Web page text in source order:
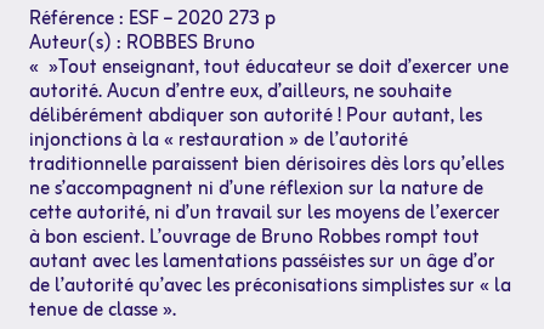
Référence : ESF – 2020 273 p
Auteur(s) : ROBBES Bruno
« »Tout enseignant, tout éducateur se doit d’exercer une
autorité. Aucun d’entre eux, d’ailleurs, ne souhaite
délibérément abdiquer son autorité ! Pour autant, les
injonctions à la « restauration » de l’autorité
traditionnelle paraissent bien dérisoires dès lors qu’elles
ne s’accompagnent ni d’une réflexion sur la nature de
cette autorité, ni d’un travail sur les moyens de l’exercer
à bon escient. L’ouvrage de Bruno Robbes rompt tout
autant avec les lamentations passéistes sur un âge d’or
de l’autorité qu’avec les préconisations simplistes sur « la
tenue de classe ».